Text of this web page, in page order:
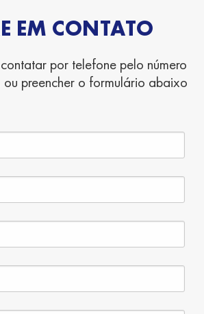
EM CONTATO
por telefone pelo número
preencher o formulário abaixo